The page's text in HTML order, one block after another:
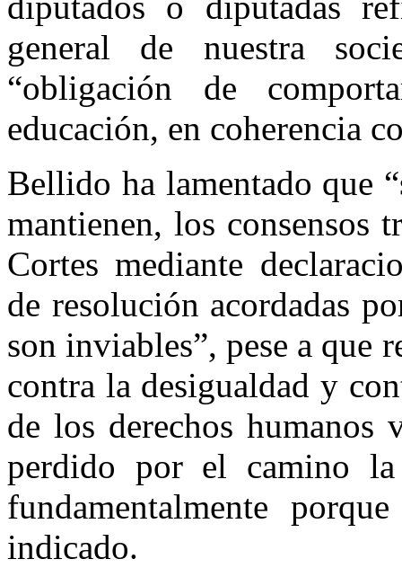
general de nuestra
“obligación de
educación, en coherencia
Bellido ha lamentado que
mantienen, los consensos
Cortes mediante
de resolución acordadas
son inviables”, pese a que
contra la desigualdad y
de los derechos humanos
perdido por el camino la
fundamentalmente
indicado.